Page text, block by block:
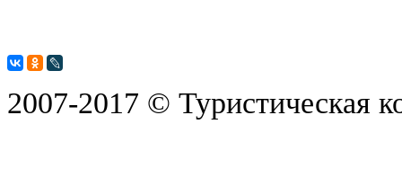
2007-2017 © Туристическая